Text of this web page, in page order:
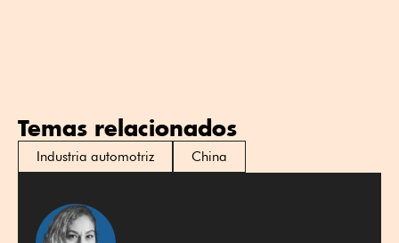
Temas relacionados
Industria automotriz China